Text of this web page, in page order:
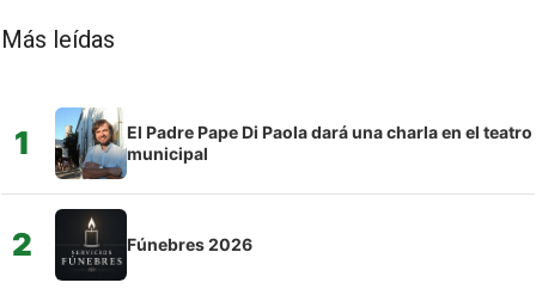
Más leídas
1
El Padre Pape Di Paola dará una charla en el teatro
municipal
2 Fúnebres 2026